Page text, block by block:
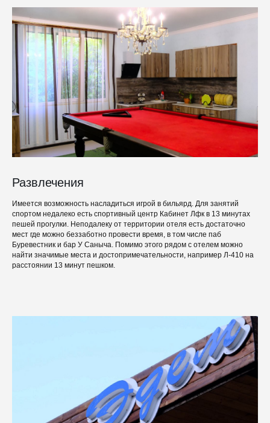
Развлечения
Имеется возможность насладиться игрой в бильярд. Для занятий
спортом недалеко есть спортивный центр Кабинет Лфк в 13 минутах
пешей прогулки. Неподалеку от территории отеля есть достаточно
мест где можно беззаботно провести время, в том числе паб
Буревестник и бар У Саныча. Помимо этого рядом с отелем можно
найти значимые места и достопримечательности, например Л-410 на
расстоянии 13 минут пешком.